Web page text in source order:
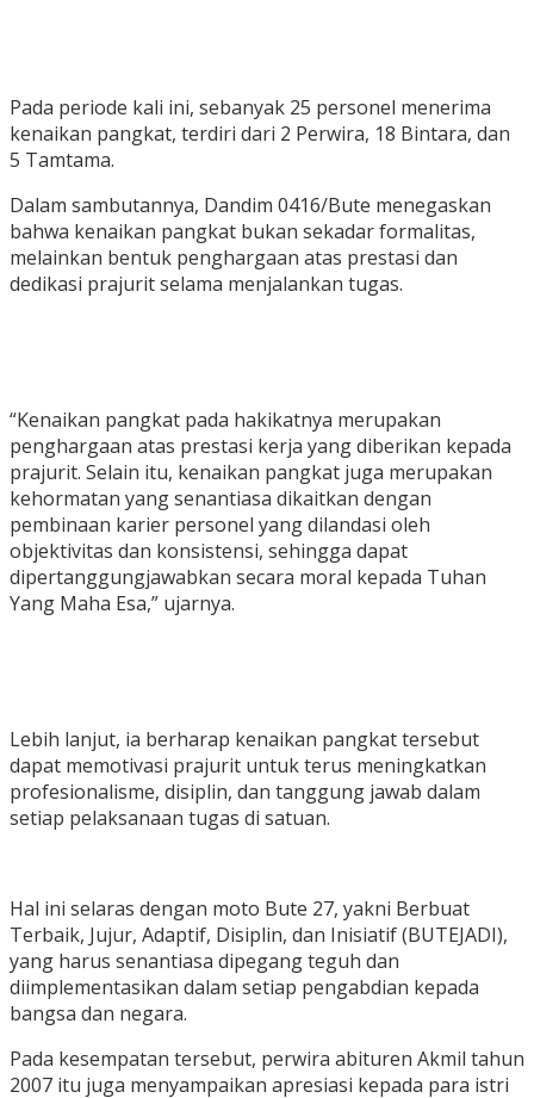
Pada periode kali ini, sebanyak 25 personel menerima
kenaikan pangkat, terdiri dari 2 Perwira, 18 Bintara, dan
5 Tamtama.
Dalam sambutannya, Dandim 0416/Bute menegaskan
bahwa kenaikan pangkat bukan sekadar formalitas,
melainkan bentuk penghargaan atas prestasi dan
dedikasi prajurit selama menjalankan tugas.
“Kenaikan pangkat pada hakikatnya merupakan
penghargaan atas prestasi kerja yang diberikan kepada
prajurit. Selain itu, kenaikan pangkat juga merupakan
kehormatan yang senantiasa dikaitkan dengan
pembinaan karier personel yang dilandasi oleh
objektivitas dan konsistensi, sehingga dapat
dipertanggungjawabkan secara moral kepada Tuhan
Yang Maha Esa,” ujarnya.
Lebih lanjut, ia berharap kenaikan pangkat tersebut
dapat memotivasi prajurit untuk terus meningkatkan
profesionalisme, disiplin, dan tanggung jawab dalam
setiap pelaksanaan tugas di satuan.
Hal ini selaras dengan moto Bute 27, yakni Berbuat
Terbaik, Jujur, Adaptif, Disiplin, dan Inisiatif (BUTEJADI),
yang harus senantiasa dipegang teguh dan
diimplementasikan dalam setiap pengabdian kepada
bangsa dan negara.
Pada kesempatan tersebut, perwira abituren Akmil tahun
2007 itu juga menyampaikan apresiasi kepada para istri